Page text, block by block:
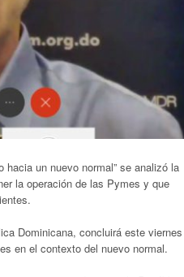
un nuevo normal” se analizó la
la operación de las Pymes y que
Dominicana, concluirá este
en el contexto del nuevo normal.